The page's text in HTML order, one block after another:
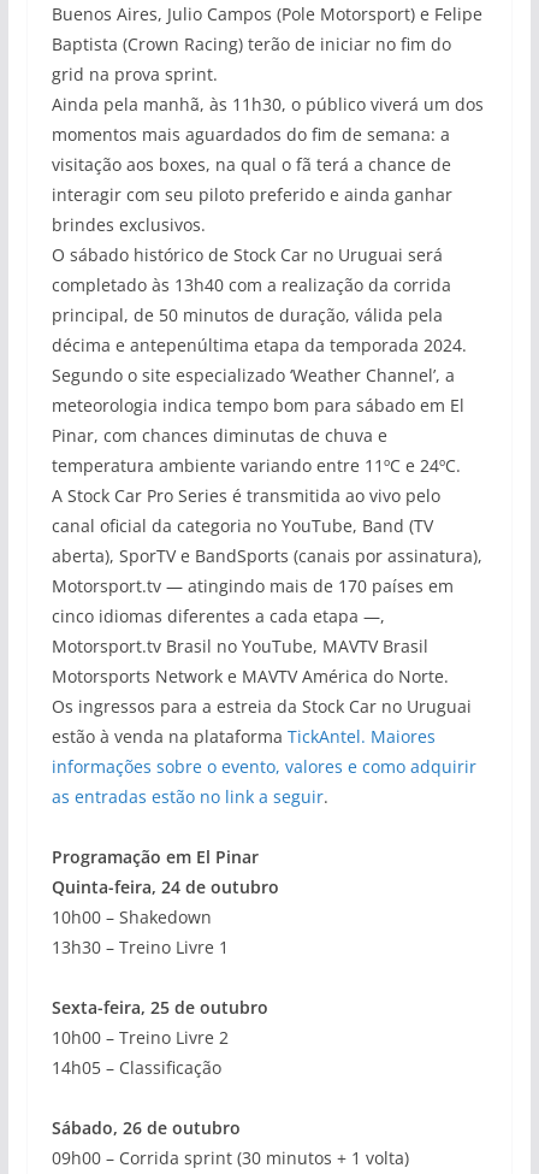
Buenos Aires, Julio Campos (Pole Motorsport) e Felipe
Baptista (Crown Racing) terão de iniciar no fim do
grid na prova sprint.
Ainda pela manhã, às 11h30, o público viverá um dos
momentos mais aguardados do fim de semana: a
visitação aos boxes, na qual o fã terá a chance de
interagir com seu piloto preferido e ainda ganhar
brindes exclusivos.
O sábado histórico de Stock Car no Uruguai será
completado às 13h40 com a realização da corrida
principal, de 50 minutos de duração, válida pela
décima e antepenúltima etapa da temporada 2024.
Segundo o site especializado ‘Weather Channel’, a
meteorologia indica tempo bom para sábado em El
Pinar, com chances diminutas de chuva e
temperatura ambiente variando entre 11ºC e 24ºC.
A Stock Car Pro Series é transmitida ao vivo pelo
canal oficial da categoria no YouTube, Band (TV
aberta), SporTV e BandSports (canais por assinatura),
Motorsport.tv — atingindo mais de 170 países em
cinco idiomas diferentes a cada etapa —,
Motorsport.tv Brasil no YouTube, MAVTV Brasil
Motorsports Network e MAVTV América do Norte.
Os ingressos para a estreia da Stock Car no Uruguai
estão à venda na plataforma TickAntel. Maiores
informações sobre o evento, valores e como adquirir
as entradas estão no link a seguir.
Programação em El Pinar
Quinta-feira, 24 de outubro
10h00 – Shakedown
13h30 – Treino Livre 1
Sexta-feira, 25 de outubro
10h00 – Treino Livre 2
14h05 – Classificação
Sábado, 26 de outubro
09h00 – Corrida sprint (30 minutos + 1 volta)